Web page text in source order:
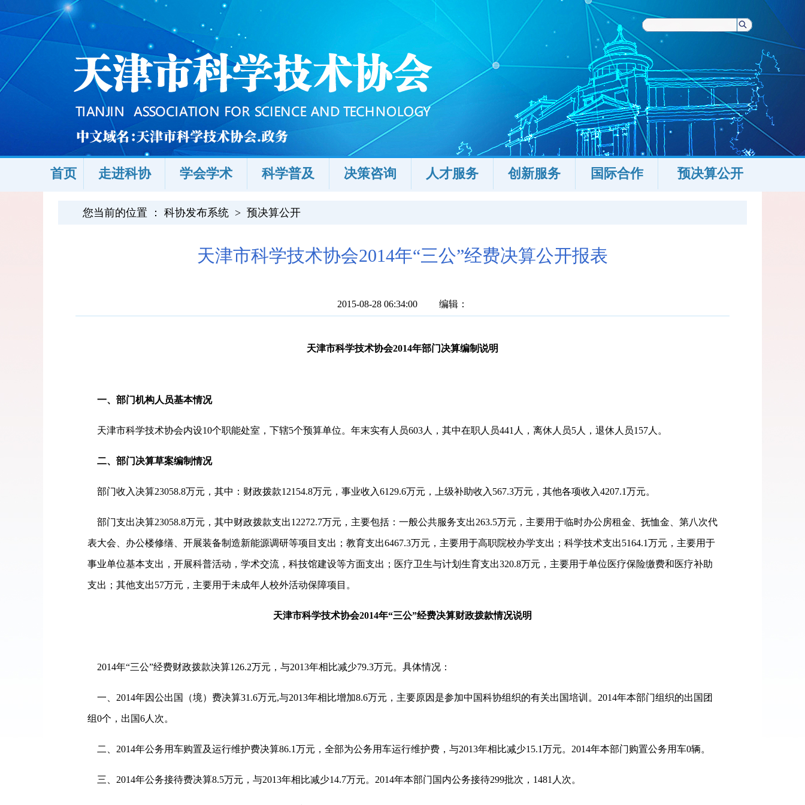
首页 走进科协 学会学术 科学普及 决策咨询 人才服务 创新服务 国际合作 预决算公开
您当前的位置 ： 科协发布系统 > 预决算公开
天津市科学技术协会2014年“三公”经费决算公开报表
2015-08-28 06:34:00 编辑：
天津市科学技术协会2014年部门决算编制说明
一、部门机构人员基本情况
天津市科学技术协会内设10个职能处室，下辖5个预算单位。年末实有人员603人，其中在职人员441人，离休人员5人，退休人员157人。
二、部门决算草案编制情况
部门收入决算23058.8万元，其中：财政拨款12154.8万元，事业收入6129.6万元，上级补助收入567.3万元，其他各项收入4207.1万元。
部门支出决算23058.8万元，其中财政拨款支出12272.7万元，主要包括：一般公共服务支出263.5万元，主要用于临时办公房租金、抚恤金、第八次代
表大会、办公楼修缮、开展装备制造新能源调研等项目支出；教育支出6467.3万元，主要用于高职院校办学支出；科学技术支出5164.1万元，主要用于
事业单位基本支出，开展科普活动，学术交流，科技馆建设等方面支出；医疗卫生与计划生育支出320.8万元，主要用于单位医疗保险缴费和医疗补助
支出；其他支出57万元，主要用于未成年人校外活动保障项目。
天津市科学技术协会2014年“三公”经费决算财政拨款情况说明
2014年“三公”经费财政拨款决算126.2万元，与2013年相比减少79.3万元。具体情况：
一、2014年因公出国（境）费决算31.6万元,与2013年相比增加8.6万元，主要原因是参加中国科协组织的有关出国培训。2014年本部门组织的出国团
组0个，出国6人次。
二、2014年公务用车购置及运行维护费决算86.1万元，全部为公务用车运行维护费，与2013年相比减少15.1万元。2014年本部门购置公务用车0辆。
三、2014年公务接待费决算8.5万元，与2013年相比减少14.7万元。2014年本部门国内公务接待299批次，1481人次。